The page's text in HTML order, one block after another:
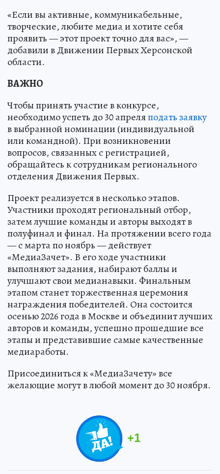
«Если вы активные, коммуникабельные,
творческие, любите медиа и хотите себя
проявить — этот проект точно для вас», —
добавили в Движении Первых Херсонской
области.
ВАЖНО
Чтобы принять участие в конкурсе,
необходимо успеть до 30 апреляподать заявку
в выбранной номинации (индивидуальной
или командной). При возникновении
вопросов, связанных с регистрацией,
обращайтесь к сотрудникам регионального
отделения Движения Первых.
Проект реализуется в несколько этапов.
Участники проходят региональный отбор,
затем лучшие команды и авторы выходят в
полуфинал и финал. На протяжении всего года
— с марта по ноябрь — действует
«МедиаЗачет». В его ходе участники
выполняют задания, набирают баллы и
улучшают свои медианавыки. Финальным
этапом станет торжественная церемония
награждения победителей. Она состоится
осенью 2026 года в Москве и объединит лучших
авторов и команды, успешно прошедшие все
этапы и представившие самые качественные
медиаработы.
Присоединиться к «МедиаЗачету» все
желающие могут в любой момент до 30 ноября.
+1